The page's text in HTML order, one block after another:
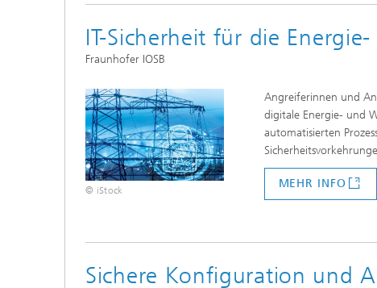
IT-Sicherheit für die
Fraunhofer IOSB
© iStock
Angreiferinnen und
digitale Energie- und
automatisierten
MEHR INFO
Sichere Konfiguration und